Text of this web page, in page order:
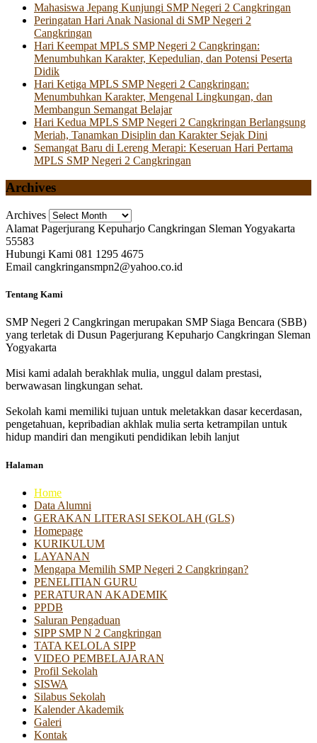
Mahasiswa Jepang Kunjungi SMP Negeri 2 Cangkringan
Peringatan Hari Anak Nasional di SMP Negeri 2
Cangkringan
Hari Keempat MPLS SMP Negeri 2 Cangkringan:
Menumbuhkan Karakter, Kepedulian, dan Potensi Peserta
Didik
Hari Ketiga MPLS SMP Negeri 2 Cangkringan:
Menumbuhkan Karakter, Mengenal Lingkungan, dan
Membangun Semangat Belajar
Hari Kedua MPLS SMP Negeri 2 Cangkringan Berlangsung
Meriah, Tanamkan Disiplin dan Karakter Sejak Dini
Semangat Baru di Lereng Merapi: Keseruan Hari Pertama
MPLS SMP Negeri 2 Cangkringan
Archives
Archives
Alamat Pagerjurang Kepuharjo Cangkringan Sleman Yogyakarta
55583
Hubungi Kami 081 1295 4675
Email cangkringansmpn2@yahoo.co.id
Tentang Kami
SMP Negeri 2 Cangkringan merupakan SMP Siaga Bencara (SBB)
yang terletak di Dusun Pagerjurang Kepuharjo Cangkringan Sleman
Yogyakarta
Misi kami adalah berakhlak mulia, unggul dalam prestasi,
berwawasan lingkungan sehat.
Sekolah kami memiliki tujuan untuk meletakkan dasar kecerdasan,
pengetahuan, kepribadian akhlak mulia serta ketrampilan untuk
hidup mandiri dan mengikuti pendidikan lebih lanjut
Halaman
Home
Data Alumni
GERAKAN LITERASI SEKOLAH (GLS)
Homepage
KURIKULUM
LAYANAN
Mengapa Memilih SMP Negeri 2 Cangkringan?
PENELITIAN GURU
PERATURAN AKADEMIK
PPDB
Saluran Pengaduan
SIPP SMP N 2 Cangkringan
TATA KELOLA SIPP
VIDEO PEMBELAJARAN
Profil Sekolah
SISWA
Silabus Sekolah
Kalender Akademik
Galeri
Kontak